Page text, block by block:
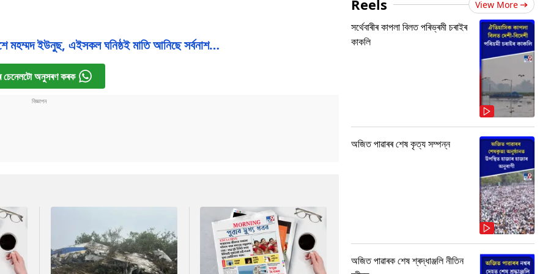
মহম্মদ ইউনুছ, এইসকল ঘনিষ্ঠই মাতি আনিছে সৰ্বনাশ…
চেনেলটো অনুসৰণ কৰক
Reels View More
সৰ্থেবাৰীৰ কাপলা বিলত পৰিভ্ৰমী চৰাইৰ
কাকলি
অজিত পাৱাৰৰ শেষ কৃত্য সম্পন্ন
অজিত পাৱাৰক শেষ শ্ৰদ্ধাঞ্জলি নীতিন